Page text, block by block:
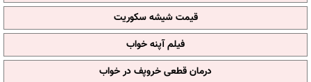
قیمت شیشه سکوریت
فیلم آپنه خواب
درمان قطعی خروپف در خواب